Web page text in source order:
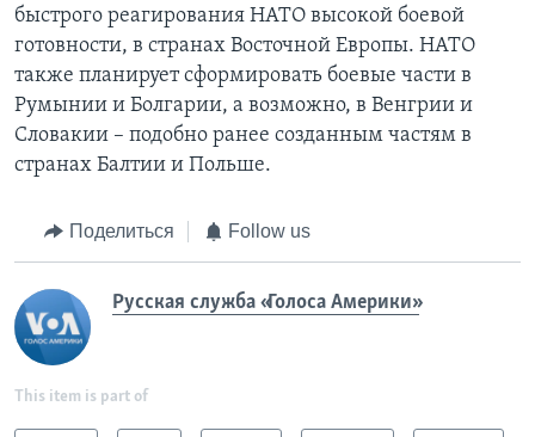
быстрого реагирования НАТО высокой боевой
готовности, в странах Восточной Европы. НАТО
также планирует сформировать боевые части в
Румынии и Болгарии, а возможно, в Венгрии и
Словакии – подобно ранее созданным частям в
странах Балтии и Польше.
Поделиться Follow us
Русская служба «Голоса Америки»
This item is part of